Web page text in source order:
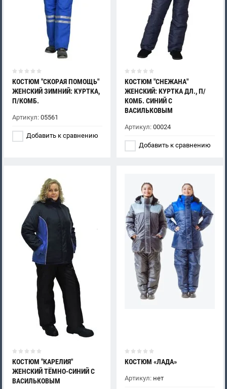
КОСТЮМ "СКОРАЯ ПОМОЩЬ"
ЖЕНСКИЙ ЗИМНИЙ: КУРТКА,
П/КОМБ.
Артикул: 05561
Добавить к сравнению
КОСТЮМ "СНЕЖАНА"
ЖЕНСКИЙ: КУРТКА ДЛ., П/
КОМБ. СИНИЙ С
ВАСИЛЬКОВЫМ
Артикул:00024
Добавить к сравнению
КОСТЮМ "КАРЕЛИЯ"
ЖЕНСКИЙ ТЁМНО-СИНИЙ С
ВАСИЛЬКОВЫМ
КОСТЮМ «ЛАДА»
Артикул:нет